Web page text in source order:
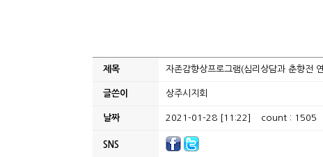
제목 자존감향상프로그램(심리상담과 춘향전
글쓴이 상주시지회
날짜 2021-01-28 [11:22] count : 1505
SNS